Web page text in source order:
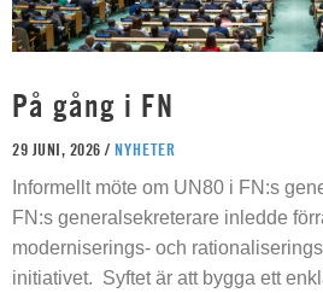
På gång i FN
29 JUNI, 2026 / NYHETER
Informellt möte om UN80 i FN:s
FN:s generalsekreterare inledde
moderniserings- och
initiativet. Syftet är att bygga ett